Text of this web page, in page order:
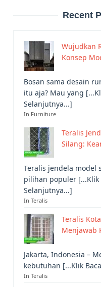
Recent
Wujudkan
Konsep
Bosan sama desain
itu aja? Mau yang
Selanjutnya...]
In Furniture
Teralis
Silang:
Teralis jendela model
pilihan populer [...Klik
Selanjutnya...]
In Teralis
Teralis
Menjawab
Jakarta, Indonesia –
kebutuhan [...Klik
In Teralis